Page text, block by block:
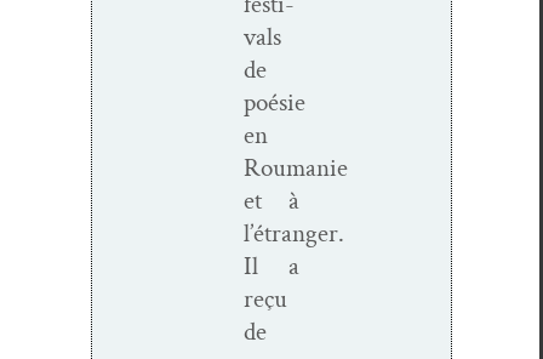
vals
de
poésie
en
Roumanie
et à
l’étranger.
Il a
reçu
de